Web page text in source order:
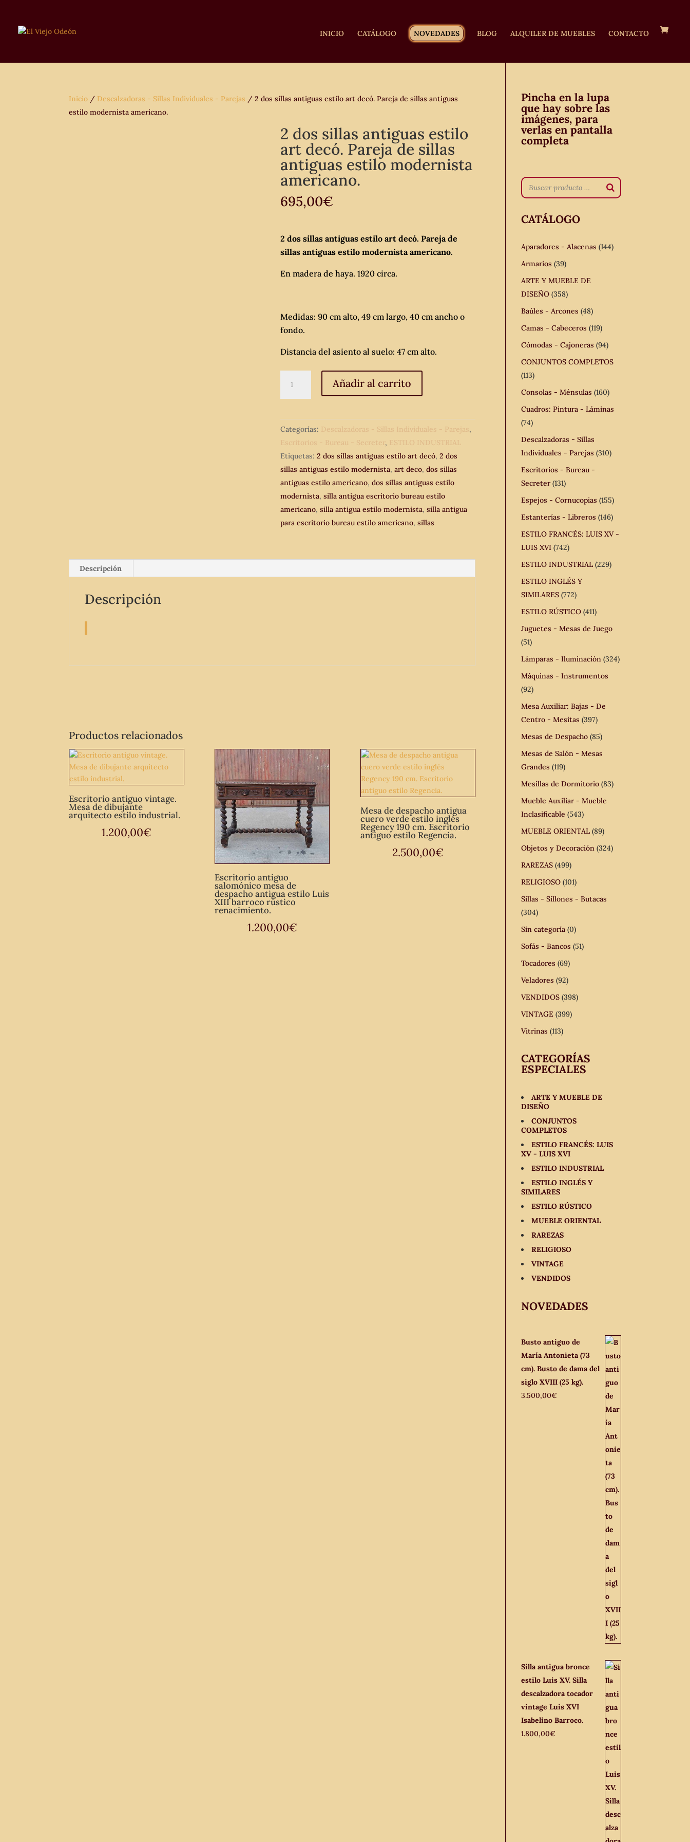
INICIO CATÁLOGO NOVEDADES BLOG ALQUILER DE MUEBLES CONTACTO
Inicio / Descalzadoras - Sillas Individuales - Parejas / 2 dos sillas antiguas estilo art decó. Pareja de sillas antiguas
estilo modernista americano.
2 dos sillas antiguas estilo
art decó. Pareja de sillas
antiguas estilo modernista
americano.
695,00€
2 dos sillas antiguas estilo art decó. Pareja de
sillas antiguas estilo modernista americano.
En madera de haya. 1920 circa.
Medidas: 90 cm alto, 49 cm largo, 40 cm ancho o
fondo.
Distancia del asiento al suelo: 47 cm alto.
dos
antiguas
estilo
art
decó.
Pareja
de
sillas
antiguas
estilo
Añadir al carrito
Categorías: Descalzadoras - Sillas Individuales - Parejas,
Escritorios - Bureau - Secreter, ESTILO INDUSTRIAL
Etiquetas:2 dos sillas antiguas estilo art decó,2 dos
sillas antiguas estilo modernista,art deco,dos sillas
antiguas estilo americano,dos sillas antiguas estilo
modernista,silla antigua escritorio bureau estilo
americano,silla antigua estilo modernista,silla antigua
para escritorio bureau estilo americano,sillas
Descripción
Descripción
Productos relacionados
Escritorio antiguo vintage.
Mesa de dibujante
arquitecto estilo industrial.
1.200,00€
Escritorio antiguo
salomónico mesa de
despacho antigua estilo Luis
XIII barroco rústico
renacimiento.
1.200,00€
Mesa de despacho antigua
cuero verde estilo inglés
Regency 190 cm. Escritorio
antiguo estilo Regencia.
2.500,00€
Pincha en la lupa
que hay sobre las
imágenes, para
verlas en pantalla
completa
CATÁLOGO
Aparadores - Alacenas (144)
Armarios (39)
ARTE Y MUEBLE DE
DISEÑO (358)
Baúles - Arcones (48)
Camas - Cabeceros (119)
Cómodas - Cajoneras (94)
CONJUNTOS COMPLETOS
(113)
Consolas - Ménsulas (160)
Cuadros: Pintura - Láminas
(74)
Descalzadoras - Sillas
Individuales - Parejas (310)
Escritorios - Bureau -
Secreter (131)
Espejos - Cornucopias (155)
Estanterías - Libreros (146)
ESTILO FRANCÉS: LUIS XV -
LUIS XVI (742)
ESTILO INDUSTRIAL (229)
ESTILO INGLÉS Y
SIMILARES (772)
ESTILO RÚSTICO (411)
Juguetes - Mesas de Juego
(51)
Lámparas - Iluminación (324)
Máquinas - Instrumentos
(92)
Mesa Auxiliar: Bajas - De
Centro - Mesitas (397)
Mesas de Despacho (85)
Mesas de Salón - Mesas
Grandes (119)
Mesillas de Dormitorio (83)
Mueble Auxiliar - Mueble
Inclasificable (543)
MUEBLE ORIENTAL (89)
Objetos y Decoración (324)
RAREZAS (499)
RELIGIOSO (101)
Sillas - Sillones - Butacas
(304)
Sin categoría (0)
Sofás - Bancos (51)
Tocadores (69)
Veladores (92)
VENDIDOS (398)
VINTAGE (399)
Vitrinas (113)
CATEGORÍAS
ESPECIALES
ARTE Y MUEBLE DE
DISEÑO
CONJUNTOS
COMPLETOS
ESTILO FRANCÉS: LUIS
XV - LUIS XVI
ESTILO INDUSTRIAL
ESTILO INGLÉS Y
SIMILARES
ESTILO RÚSTICO
MUEBLE ORIENTAL
RAREZAS
RELIGIOSO
VINTAGE
VENDIDOS
NOVEDADES
Busto antiguo de
María Antonieta (73
cm). Busto de dama del
siglo XVIII (25 kg).
3.500,00€
Silla antigua bronce
estilo Luis XV. Silla
descalzadora tocador
vintage Luis XVI
Isabelino Barroco.
1.800,00€